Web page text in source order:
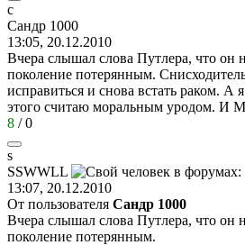
с
Сандр 1000
13:05, 20.12.2010
Вчера слышал слова Путлера, что он
поколение потерянным.
исправиться и снова встать раком. А
этого считаю моральным уродом. И
8 /0
s
SSWWLL
13:07, 20.12.2010
От пользователя Сандр 1000
Вчера слышал слова Путлера, что он
поколение потерянным.